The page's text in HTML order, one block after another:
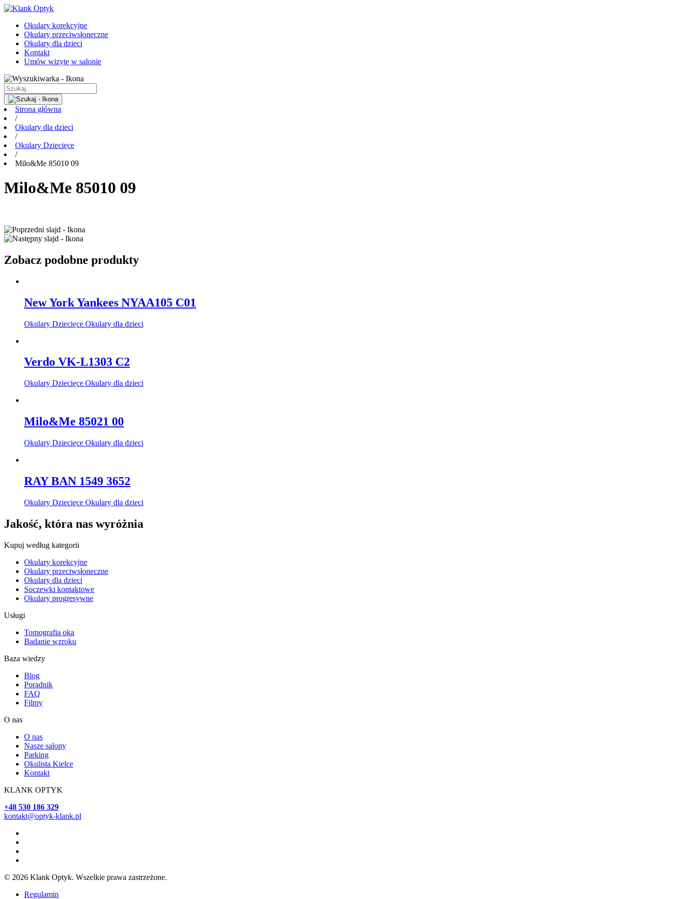
Okulary korekcyjne
Okulary przeciwsłoneczne
Okulary dla dzieci
Kontakt
Umów wizytę w salonie
Strona główna
/
Okulary dla dzieci
/
Okulary Dziecięce
/
Milo&Me 85010 09
Milo&Me 85010 09
Zobacz podobne produkty
New York Yankees NYAA105 C01
Okulary Dziecięce Okulary dla dzieci
Verdo VK-L1303 C2
Okulary Dziecięce Okulary dla dzieci
Milo&Me 85021 00
Okulary Dziecięce Okulary dla dzieci
RAY BAN 1549 3652
Okulary Dziecięce Okulary dla dzieci
Jakość, która nas wyróżnia
Kupuj według kategorii
Okulary korekcyjne
Okulary przeciwsłoneczne
Okulary dla dzieci
Soczewki kontaktowe
Okulary progresywne
Usługi
Tomografia oka
Badanie wzroku
Baza wiedzy
Blog
Poradnik
FAQ
Filmy
O nas
O nas
Nasze salony
Parking
Okulista Kielce
Kontakt
KLANK OPTYK
+48 530 186 329
kontakt@optyk-klank.pl
© 2026 Klank Optyk. Wszelkie prawa zastrzeżone.
Regulamin